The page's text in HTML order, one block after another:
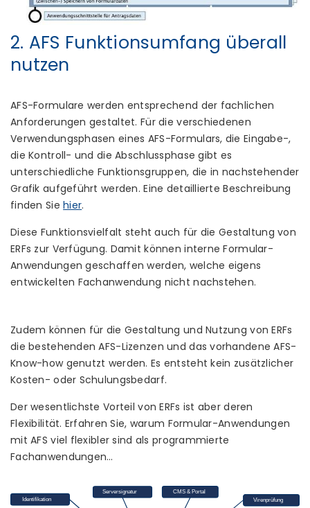
2. AFS Funktionsumfang überall
nutzen
AFS-Formulare werden entsprechend der fachlichen
Anforderungen gestaltet. Für die verschiedenen
Verwendungsphasen eines AFS-Formulars, die Eingabe-,
die Kontroll- und die Abschlussphase gibt es
unterschiedliche Funktionsgruppen, die in nachstehender
Grafik aufgeführt werden. Eine detaillierte Beschreibung
finden Siehier.
Diese Funktionsvielfalt steht auch für die Gestaltung von
ERFs zur Verfügung. Damit können interne Formular-
Anwendungen geschaffen werden, welche eigens
entwickelten Fachanwendung nicht nachstehen.
Zudem können für die Gestaltung und Nutzung von ERFs
die bestehenden AFS-Lizenzen und das vorhandene AFS-
Know-how genutzt werden. Es entsteht kein zusätzlicher
Kosten- oder Schulungsbedarf.
Der wesentlichste Vorteil von ERFs ist aber deren
Flexibilität. Erfahren Sie, warum Formular-Anwendungen
mit AFS viel flexibler sind als programmierte
Fachanwendungen…